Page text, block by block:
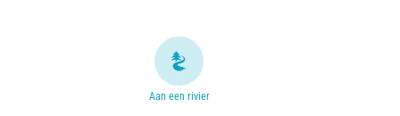
Aan een rivier